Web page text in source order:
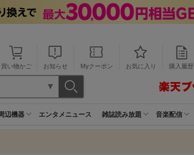
買い物かご お知らせ Myクーポン お気に入り 購入履歴
辺機器 エンタメニュース 雑誌読み放題 音楽配信